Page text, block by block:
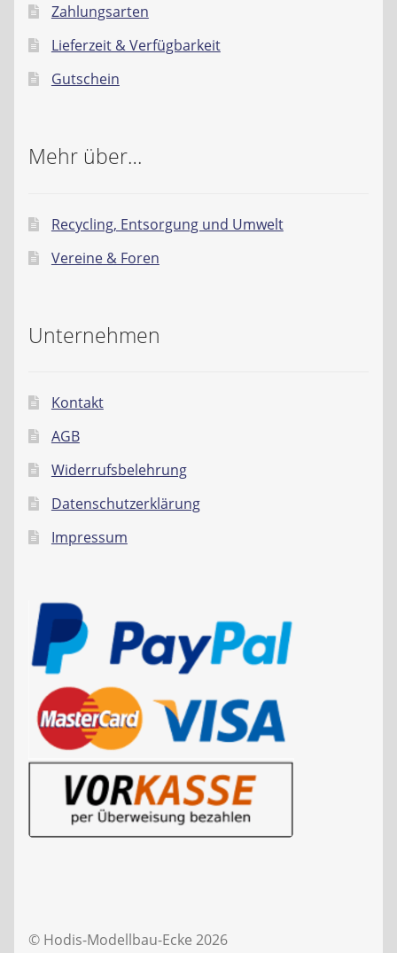
Zahlungsarten
Lieferzeit & Verfügbarkeit
Gutschein
Mehr über…
Recycling, Entsorgung und Umwelt
Vereine & Foren
Unternehmen
Kontakt
AGB
Widerrufsbelehrung
Datenschutzerklärung
Impressum
© Hodis-Modellbau-Ecke 2026